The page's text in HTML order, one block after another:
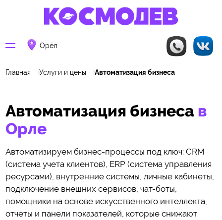
Орёл
Главная Услуги и цены Автоматизация бизнеса
Автоматизация бизнеса в
Орле
Автоматизируем бизнес-процессы под ключ: CRM
(система учета клиентов), ERP (система управления
ресурсами), внутренние системы, личные кабинеты,
подключение внешних сервисов, чат-боты,
помощники на основе искусственного интеллекта,
отчеты и панели показателей, которые снижают